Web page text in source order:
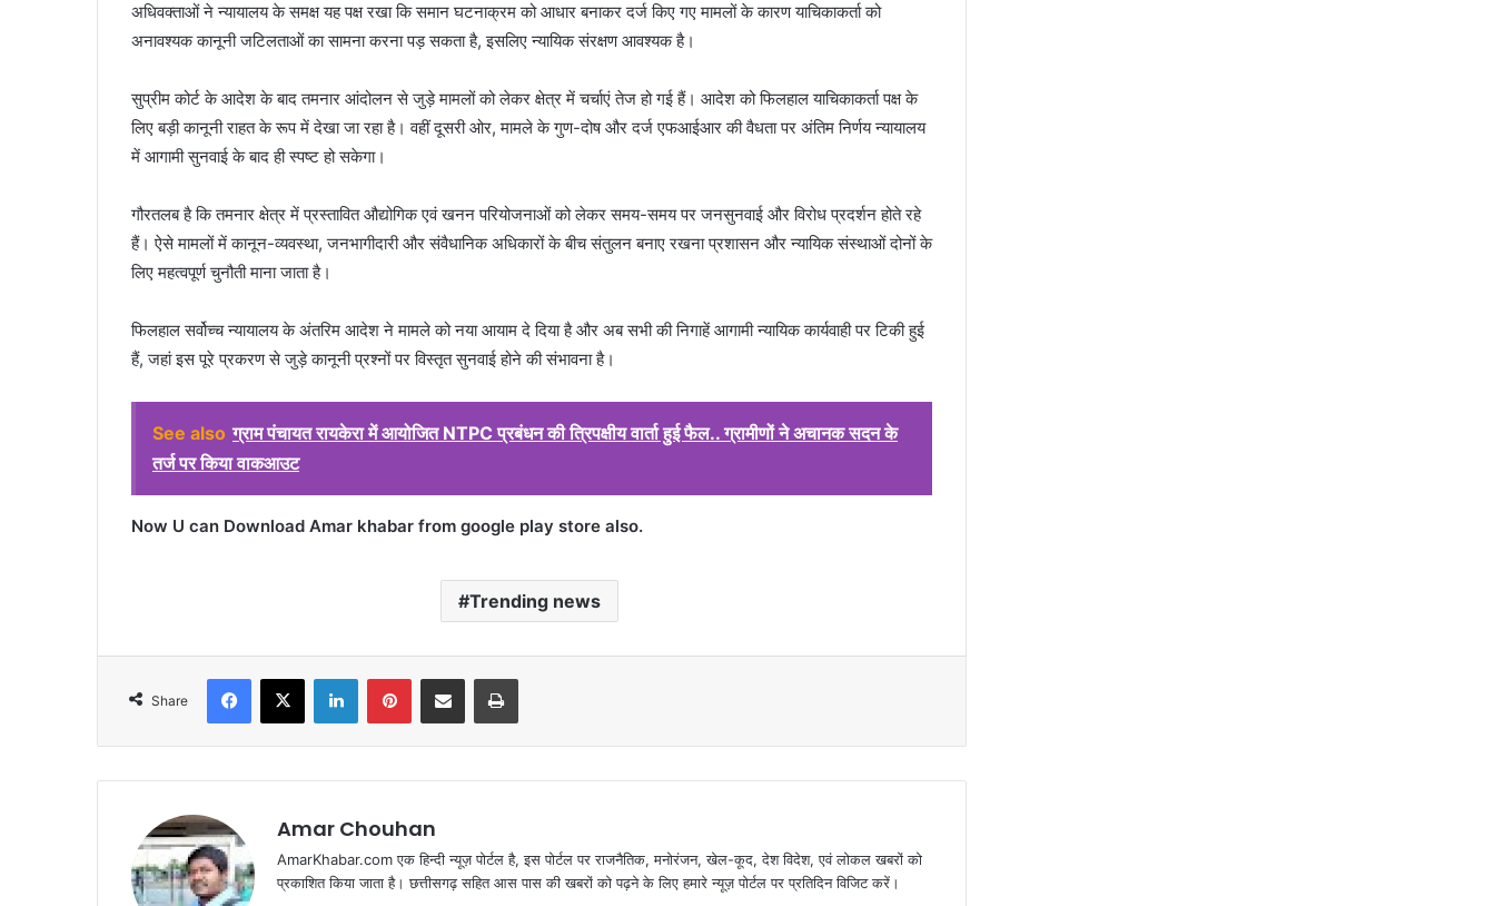
अधिवक्ताओं ने न्यायालय के समक्ष यह पक्ष रखा कि समान घटनाक्रम को आधार बनाकर दर्ज किए गए मामलों के कारण याचिकाकर्ता को
अनावश्यक कानूनी जटिलताओं का सामना करना पड़ सकता है, इसलिए न्यायिक संरक्षण आवश्यक है।
सुप्रीम कोर्ट के आदेश के बाद तमनार आंदोलन से जुड़े मामलों को लेकर क्षेत्र में चर्चाएं तेज हो गई हैं। आदेश को फिलहाल याचिकाकर्ता पक्ष के
लिए बड़ी कानूनी राहत के रूप में देखा जा रहा है। वहीं दूसरी ओर, मामले के गुण-दोष और दर्ज एफआईआर की वैधता पर अंतिम निर्णय न्यायालय
में आगामी सुनवाई के बाद ही स्पष्ट हो सकेगा।
गौरतलब है कि तमनार क्षेत्र में प्रस्तावित औद्योगिक एवं खनन परियोजनाओं को लेकर समय-समय पर जनसुनवाई और विरोध प्रदर्शन होते रहे
हैं। ऐसे मामलों में कानून-व्यवस्था, जनभागीदारी और संवैधानिक अधिकारों के बीच संतुलन बनाए रखना प्रशासन और न्यायिक संस्थाओं दोनों के
लिए महत्वपूर्ण चुनौती माना जाता है।
फिलहाल सर्वोच्च न्यायालय के अंतरिम आदेश ने मामले को नया आयाम दे दिया है और अब सभी की निगाहें आगामी न्यायिक कार्यवाही पर टिकी हुई
हैं, जहां इस पूरे प्रकरण से जुड़े कानूनी प्रश्नों पर विस्तृत सुनवाई होने की संभावना है।
See also ग्राम पंचायत रायकेरा में आयोजित NTPC प्रबंधन की त्रिपक्षीय वार्ता हुई फैल.. ग्रामीणों ने अचानक सदन के
तर्ज पर किया वाकआउट
Now U can Download Amar khabar from google play store also.
Trending news
Share
Facebook
X LinkedInPinterestShare via Email Print
Amar Chouhan
AmarKhabar.com एक हिन्दी न्यूज़ पोर्टल है, इस पोर्टल पर राजनैतिक, मनोरंजन, खेल-कूद, देश विदेश, एवं लोकल खबरों को
प्रकाशित किया जाता है। छत्तीसगढ़ सहित आस पास की खबरों को पढ़ने के लिए हमारे न्यूज़ पोर्टल पर प्रतिदिन विजिट करें।